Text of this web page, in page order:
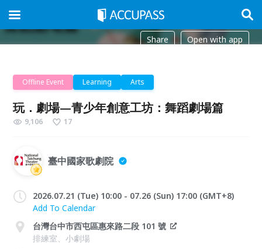
Share Open with app
Offline Event Learning Arts
玩．劇場—青少年創意工坊：舞蹈劇場篇
9,106 17
臺中國家歌劇院
2026.07.21 (Tue) 10:00 - 07.26 (Sun) 17:00 (GMT+8)
Add To Calendar
台灣台中市西屯區惠來路二段 101 號
排練室、小劇場